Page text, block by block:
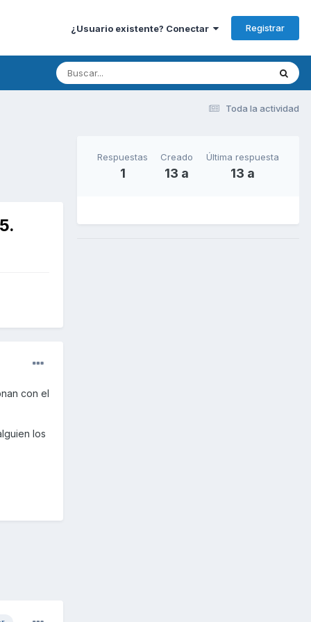
¿Usuario existente? Conectar Registrar
Toda la actividad
con el
los
Respuestas
1
Creado
13 a
Última respuesta
13 a